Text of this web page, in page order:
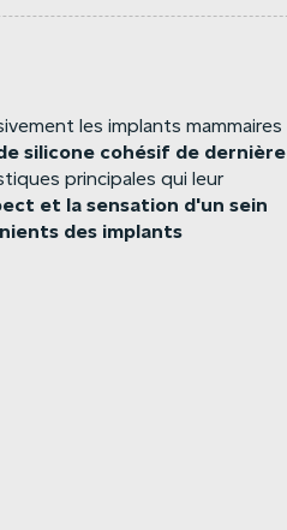
les implants mammaires
silicone cohésif de dernière
principales qui leur
et la sensation d'un sein
des implants